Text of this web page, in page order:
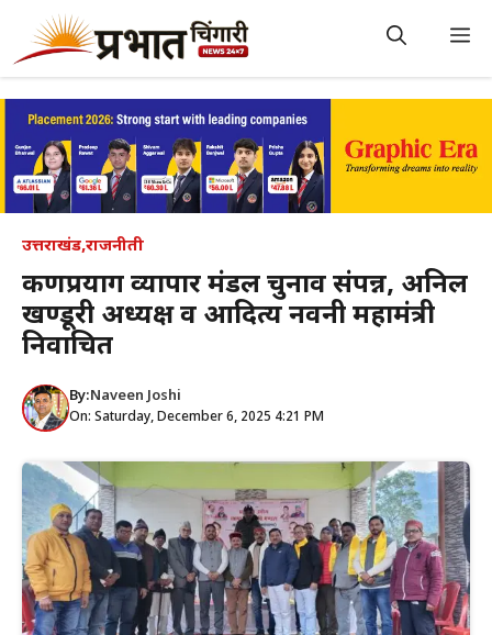
content
उत्तराखंड,राजनीती
कर्णप्रयाग व्यापार मंडल चुनाव संपन्न, अनिल
खण्डूरी अध्यक्ष व आदित्य नवनी महामंत्री
निर्वाचित
By:Naveen Joshi
On: Saturday, December 6, 2025 4:21 PM